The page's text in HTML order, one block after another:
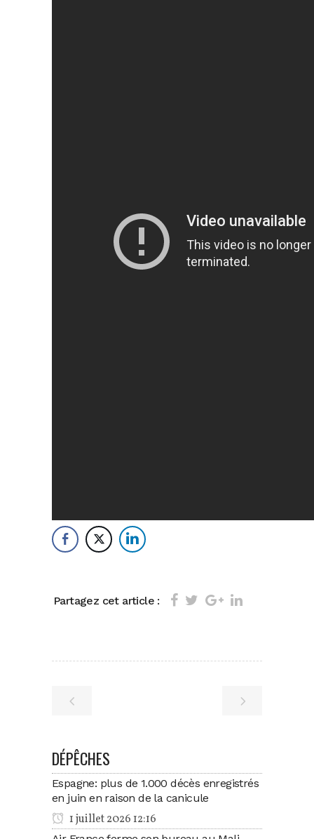
Partagez cet article :
DÉPÊCHES
Espagne: plus de 1.000 décès enregistrés
en juin en raison de la canicule
1 juillet 2026 12:16